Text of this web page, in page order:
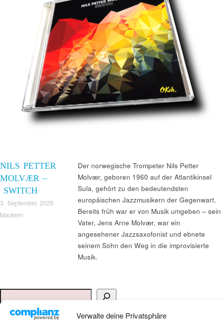
Verwalte deine Privatsphäre
NILS PETTER
MOLVÆR –
SWITCH
3. September 2025
Mackern
Der norwegische Trompeter Nils Petter
Molvær, geboren 1960 auf der Atlantikinsel
Sula, gehört zu den bedeutendsten
europäischen Jazzmusikern der Gegenwart.
Bereits früh war er von Musik umgeben – sein
Vater, Jens Arne Molvær, war ein
angesehener Jazzsaxofonist und ebnete
seinem Sohn den Weg in die improvisierte
Musik.
Suchen
ANKAUF HIFI & HIGH GERÄTE: +491794761922